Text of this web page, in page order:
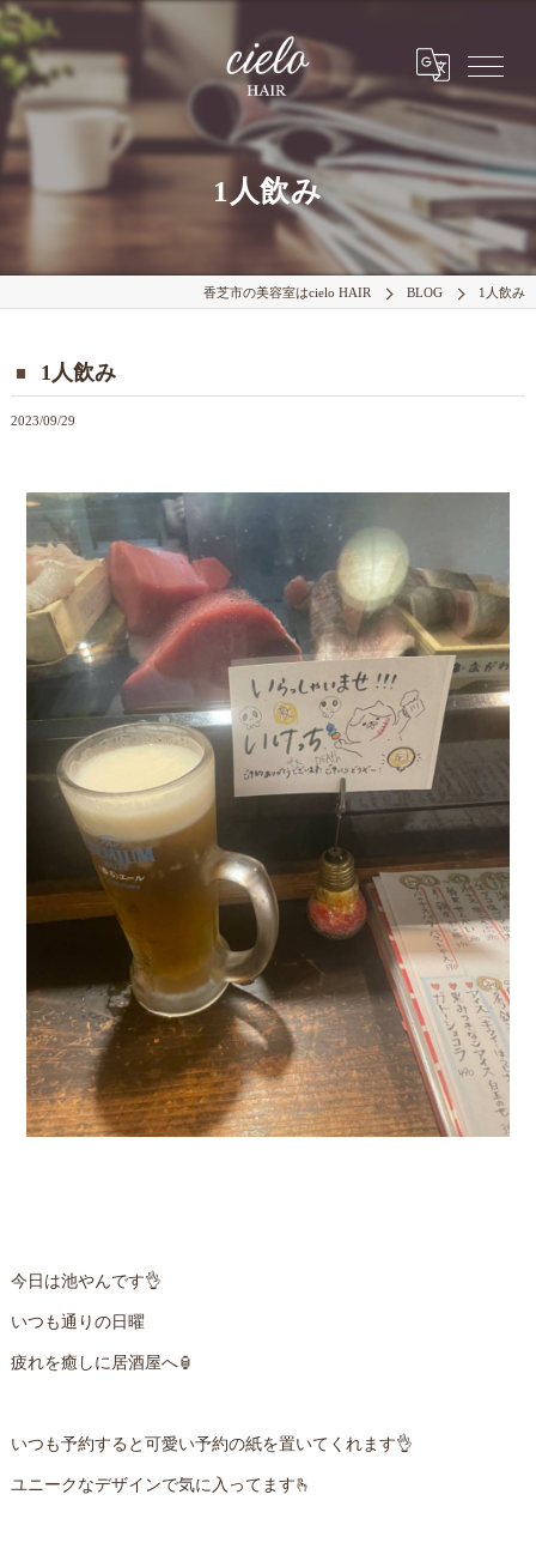
1人飲み
香芝市の美容室はcielo HAIR BLOG 1人飲み
1人飲み
2023/09/29
今日は池やんです👌
いつも通りの日曜
疲れを癒しに居酒屋へ🏮
いつも予約すると可愛い予約の紙を置いてくれます👌
ユニークなデザインで気に入ってます🫰